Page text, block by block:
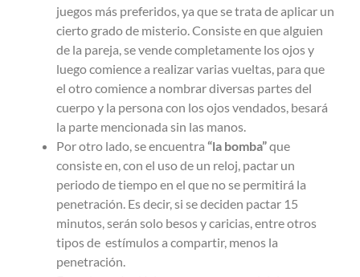
juegos más preferidos, ya que se trata de aplicar un
cierto grado de misterio. Consiste en que alguien
de la pareja, se vende completamente los ojos y
luego comience a realizar varias vueltas, para que
el otro comience a nombrar diversas partes del
cuerpo y la persona con los ojos vendados, besará
la parte mencionada sin las manos.
Por otro lado, se encuentra “la bomba”que
consiste en, con el uso de un reloj, pactar un
periodo de tiempo en el que no se permitirá la
penetración. Es decir, si se deciden pactar 15
minutos, serán solo besos y caricias, entre otros
tipos de estímulos a compartir, menos la
penetración.